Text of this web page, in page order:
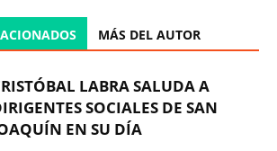
MÁS DEL AUTOR
LABRA SALUDA A
SOCIALES DE SAN
EN SU DÍA